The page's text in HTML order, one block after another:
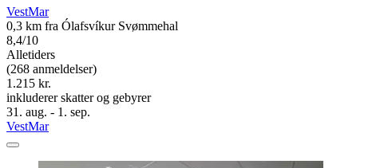
VestMar
0,3 km fra Ólafsvíkur Svømmehal
8,4/10
Alletiders
(268 anmeldelser)
1.215 kr.
inkluderer skatter og gebyrer
31. aug. - 1. sep.
VestMar